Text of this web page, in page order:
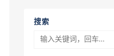
搜索